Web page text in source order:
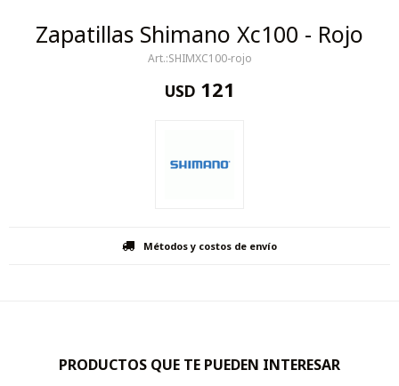
Zapatillas Shimano Xc100 - Rojo
SHIMXC100-rojo
USD 121
Métodos y costos de envío
PRODUCTOS QUE TE PUEDEN INTERESAR